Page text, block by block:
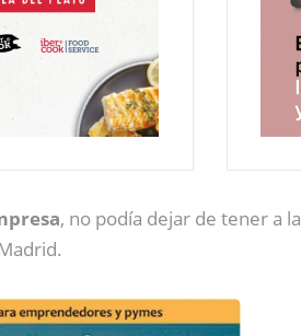
, no podía dejar de tener a la